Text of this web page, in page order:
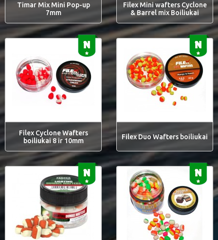
Timar Mix Mini Pop-up
7mm
Filex Mini wafters Cyclone
& Barrel mix Boiliukai
Filex Cyclone Wafters
boiliukai 8 ir 10mm
Filex Duo Wafters boiliukai